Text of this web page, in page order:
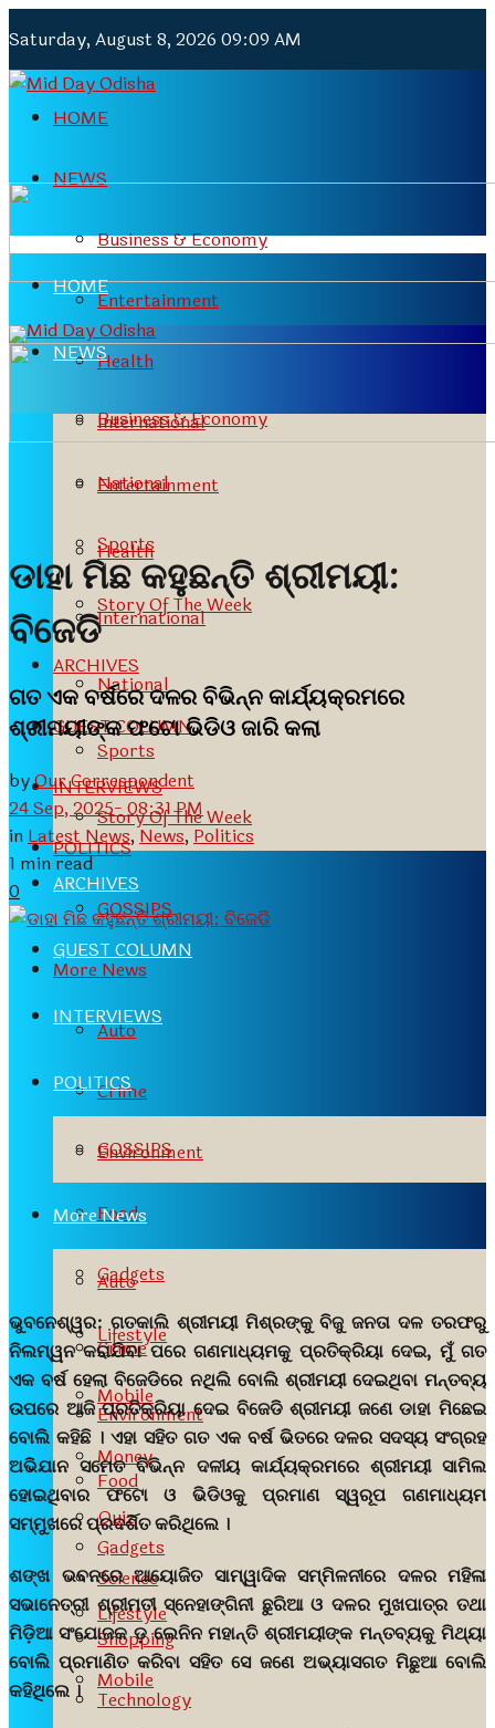
Saturday, August 8, 2026 09:09 AM
HOME
NEWS
Business & Economy
Entertainment
Health
International
National
Sports
Story Of The Week
ARCHIVES
GUEST COLUMN
INTERVIEWS
POLITICS
GOSSIPS
More News
Auto
Crime
Environment
Food
Gadgets
Lifestyle
Mobile
Money
Quiz
Science
Shopping
Technology
HOME
NEWS
Business & Economy
Entertainment
Health
International
National
Sports
Story Of The Week
ARCHIVES
GUEST COLUMN
INTERVIEWS
POLITICS
GOSSIPS
More News
Auto
Crime
Environment
Food
Gadgets
Lifestyle
Mobile
ଡାହା ମିଛ କହୁଛନ୍ତି ଶ୍ରୀମୟୀ:
ବିଜେଡି
ଗତ ଏକ ବର୍ଷରେ ଦଳର ବିଭିନ୍ନ କାର୍ଯ୍ୟକ୍ରମରେ
ଶ୍ରୀମୟୀଙ୍କ ଫଟୋ ଭିଡିଓ ଜାରି କଲା
byOur Correspondent
24 Sep, 2025- 08:31 PM
in Latest News,News, Politics
1 min read
0
ଭୁବନେଶ୍ୱର:ଗତକାଲି ଶ୍ରୀମୟୀ ମିଶ୍ରଙ୍କୁ ବିଜୁ ଜନତା ଦଳ ତରଫରୁ
ନିଲମ୍ୱନ କରାଯିବା ପରେ ଗଣମାଧ୍ୟମକୁ ପ୍ରତିକ୍ରିୟା ଦେଇ, ମୁଁ ଗତ
ଏକ ବର୍ଷ ହେଲା ବିଜେଡିରେ ନଥିଲି ବୋଲି ଶ୍ରୀମୟୀ ଦେଇଥିବା ମନ୍ତବ୍ୟ
ଉପରେ ଆଜି ପ୍ରତିକ୍ରିୟା ଦେଇ ବିଜେଡି ଶ୍ରୀମୟୀ ଜଣେ ଡାହା ମିଛେଇ
ବୋଲି କହିଛି । ଏହା ସହିତ ଗତ ଏକ ବର୍ଷ ଭିତରେ ଦଳର ସଦସ୍ୟ ସଂଗ୍ରହ
ଅଭିଯାନ ସମେତ ବିଭିନ୍ନ ଦଳୀୟ କାର୍ଯ୍ୟକ୍ରମରେ ଶ୍ରୀମୟୀ ସାମିଲ
ହୋଇଥିବାର ଫଟୋ ଓ ଭିଡିଓକୁ ପ୍ରମାଣ ସ୍ୱରୂପ ଗଣମାଧ୍ୟମ
ସମ୍ମୁଖରେ ପ୍ରଦର୍ଶିତ କରିଥିଲେ ।
ଶଙ୍ଖ ଭବନରେ ଆୟୋଜିତ ସାମ୍ୱାଦିକ ସମ୍ମିଳନୀରେ ଦଳର ମହିଳା
ସଭାନେତ୍ରୀ ଶ୍ରୀମତୀ ସ୍ନେହାଙ୍ଗିନୀ ଛୁରିଆ ଓ ଦଳର ମୁଖପାତ୍ର ତଥା
ମିଡ଼ିଆ ସଂଯୋଜକ ଡ଼ ଲେନିନ ମହାନ୍ତି ଶ୍ରୀମୟୀଙ୍କ ମନ୍ତବ୍ୟକୁ ମିଥ୍ୟା
ବୋଲି ପ୍ରମାଣିତ କରିବା ସହିତ ସେ ଜଣେ ଅଭ୍ୟାସଗତ ମିଛୁଆ ବୋଲି
କହିଥିଲେ ।